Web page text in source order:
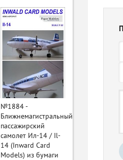
№1884 -
Ближнемагистральный
пассажирский
самолет Ил-14 / Il-
14 (Inward Card
Models) из бумаги